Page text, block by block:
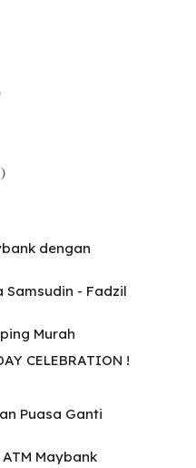
dengan
Samsudin - Fadzil
Murah
CELEBRATION !
Puasa Ganti
Maybank